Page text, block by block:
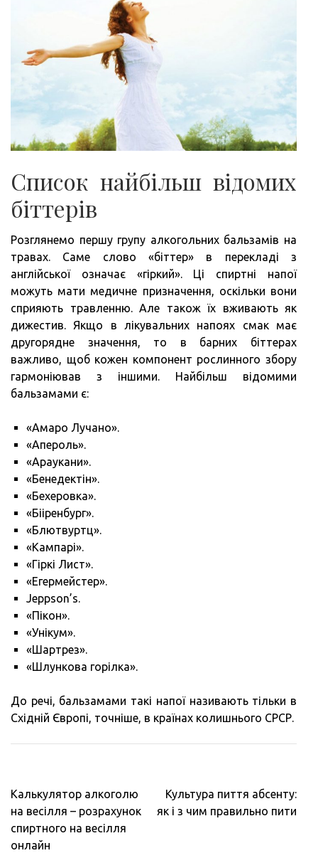
Список найбільш відомих
біттерів
Розглянемо першу групу алкогольних бальзамів на
травах. Саме слово «біттер» в перекладі з
англійської означає «гіркий». Ці спиртні напої
можуть мати медичне призначення, оскільки вони
сприяють травленню. Але також їх вживають як
дижестив. Якщо в лікувальних напоях смак має
другорядне значення, то в барних біттерах
важливо, щоб кожен компонент рослинного збору
гармоніював з іншими. Найбільш відомими
бальзамами є:
«Амаро Лучано».
«Апероль».
«Араукани».
«Бенедектін».
«Бехеровка».
«Бііренбург».
«Блютвуртц».
«Кампарі».
«Гіркі Лист».
«Егермейстер».
Jeppson’s.
«Пікон».
«Унікум».
«Шартрез».
«Шлункова горілка».
До речі, бальзамами такі напої називають тільки в
Східній Європі, точніше, в країнах колишнього СРСР.
Навигация
по
записям
Калькулятор алкоголю
на весілля – розрахунок
спиртного на весілля
онлайн
Культура пиття абсенту:
як і з чим правильно пити